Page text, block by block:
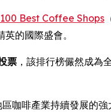
Best Coffee Shops
的國際盛會。
票 ，該排行榜儼然成為
咖啡產業持續發展的強